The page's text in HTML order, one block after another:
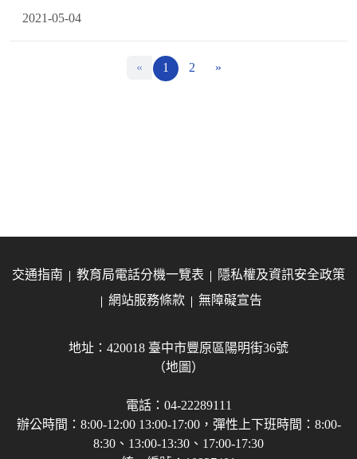
2021-05-04
« 1 2 »
交通指南 教育局電話分機一覽表
隱私權及資訊安全政策
網站服務條款
無障礙宣告
地址：420018 臺中市豐原區陽明街36號
（地圖）
電話：04-22289111
辦公時間：8:00-12:00 13:00-17:00，彈性上下班時間：8:00-
8:30、13:00-13:30、17:00-17:30